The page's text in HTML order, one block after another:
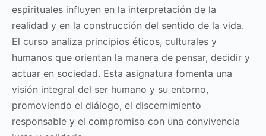
espirituales influyen en la interpretación de la
realidad y en la construcción del sentido de la vida.
El curso analiza principios éticos, culturales y
humanos que orientan la manera de pensar, decidir y
actuar en sociedad. Esta asignatura fomenta una
visión integral del ser humano y su entorno,
promoviendo el diálogo, el discernimiento
responsable y el compromiso con una convivencia